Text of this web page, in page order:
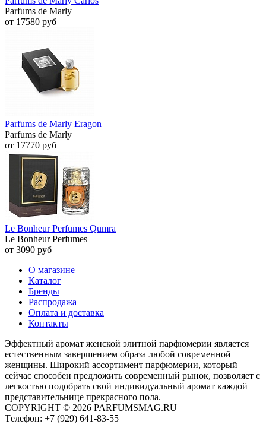
Parfums de Marly
от 17580 руб
Parfums de Marly Eragon
Parfums de Marly
от 17770 руб
Le Bonheur Perfumes Qumra
Le Bonheur Perfumes
от 3090 руб
О магазине
Каталог
Бренды
Распродажа
Оплата и доставка
Контакты
Эффектный аромат женской элитной парфюмерии является
естественным завершением образа любой современной
женщины. Широкий ассортимент парфюмерии, который
сейчас способен предложить современный рынок, позволяет с
легкостью подобрать свой индивидуальный аромат каждой
представительнице прекрасного пола.
COPYRIGHT © 2026 PARFUMSMAG.RU
Tелефон: +7 (929) 641-83-55